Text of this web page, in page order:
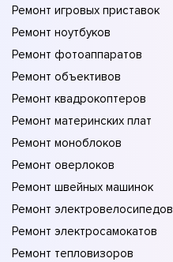
Ремонт игровых приставок
Ремонт ноутбуков
Ремонт фотоаппаратов
Ремонт объективов
Ремонт квадрокоптеров
Ремонт материнских плат
Ремонт моноблоков
Ремонт оверлоков
Ремонт швейных машинок
Ремонт электровелосипедов
Ремонт электросамокатов
Ремонт тепловизоров